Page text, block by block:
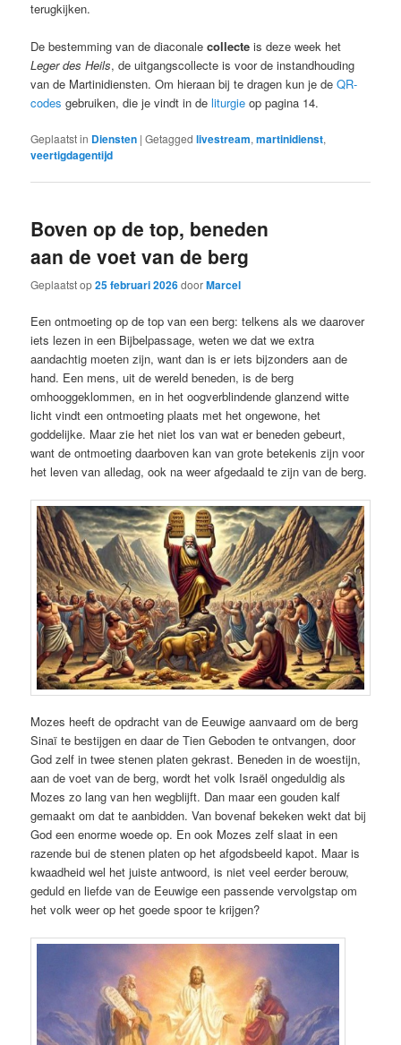
terugkijken.
De bestemming van de diaconalecollecte is deze week het
Leger des Heils, de uitgangscollecte is voor de instandhouding
van de Martinidiensten. Om hieraan bij te dragen kun je deQR-
codes gebruiken, die je vindt in deliturgie op pagina 14.
Geplaatst in Diensten |Getagged livestream,martinidienst,
veertigdagentijd
Boven op de top, beneden
aan de voet van de berg
Geplaatst op25 februari 2026doorMarcel
Een ontmoeting op de top van een berg: telkens als we daarover
iets lezen in een Bijbelpassage, weten we dat we extra
aandachtig moeten zijn, want dan is er iets bijzonders aan de
hand. Een mens, uit de wereld beneden, is de berg
omhooggeklommen, en in het oogverblindende glanzend witte
licht vindt een ontmoeting plaats met het ongewone, het
goddelijke. Maar zie het niet los van wat er beneden gebeurt,
want de ontmoeting daarboven kan van grote betekenis zijn voor
het leven van alledag, ook na weer afgedaald te zijn van de berg.
Mozes heeft de opdracht van de Eeuwige aanvaard om de berg
Sinaï te bestijgen en daar de Tien Geboden te ontvangen, door
God zelf in twee stenen platen gekrast. Beneden in de woestijn,
aan de voet van de berg, wordt het volk Israël ongeduldig als
Mozes zo lang van hen wegblijft. Dan maar een gouden kalf
gemaakt om dat te aanbidden. Van bovenaf bekeken wekt dat bij
God een enorme woede op. En ook Mozes zelf slaat in een
razende bui de stenen platen op het afgodsbeeld kapot. Maar is
kwaadheid wel het juiste antwoord, is niet veel eerder berouw,
geduld en liefde van de Eeuwige een passende vervolgstap om
het volk weer op het goede spoor te krijgen?